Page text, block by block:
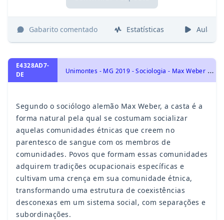
Gabarito comentado Estatísticas Aulas
E4328AD7-
DE
U
nimontes - MG 2019 - Sociologia - Max Weber e a Ação Social, Relação entre Indivíduo e Sociedade
Segundo o sociólogo alemão Max Weber, a casta é a
forma natural pela qual se costumam socializar
aquelas comunidades étnicas que creem no
parentesco de sangue com os membros de
comunidades. Povos que formam essas comunidades
adquirem tradições ocupacionais específicas e
cultivam uma crença em sua comunidade étnica,
transformando uma estrutura de coexistências
desconexas em um sistema social, com separações e
subordinações.